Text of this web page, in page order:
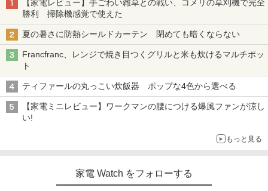
【家電レビュー】手ごわい雑草との戦い、コメリの草刈機で完全
勝利 掃除機感覚で使えた
夏の暑さに防熱シールドカーテン 閉めても暗くならない
Francfranc、レンジで焼き目つくグリルと米も炊けるマルチポッ
ト
ティファールの丸っこい炊飯器 ポップな4色から選べる
【家電ミニレビュー】ワークマンの腰につける爆風ファンが涼し
い!
もっと見る
家電 Watch をフォローする